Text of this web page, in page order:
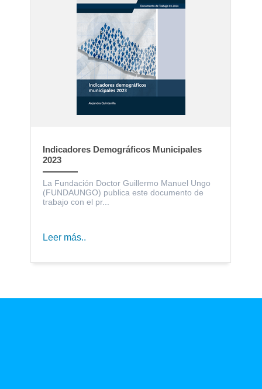
Indicadores Demográficos Municipales
2023
La Fundación Doctor Guillermo Manuel Ungo
(FUNDAUNGO) publica este documento de
trabajo con el pr...
Leer más..